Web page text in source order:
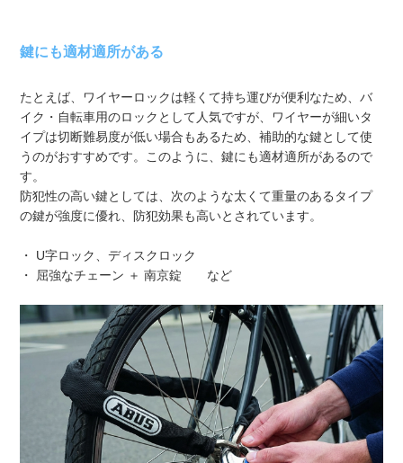
鍵にも適材適所がある
たとえば、ワイヤーロックは軽くて持ち運びが便利なため、バ
イク・自転車用のロックとして人気ですが、ワイヤーが細いタ
イプは切断難易度が低い場合もあるため、補助的な鍵として使
うのがおすすめです。このように、鍵にも適材適所があるので
す。
防犯性の高い鍵としては、次のような太くて重量のあるタイプ
の鍵が強度に優れ、防犯効果も高いとされています。
・ U字ロック、ディスクロック
・ 屈強なチェーン ＋ 南京錠 など